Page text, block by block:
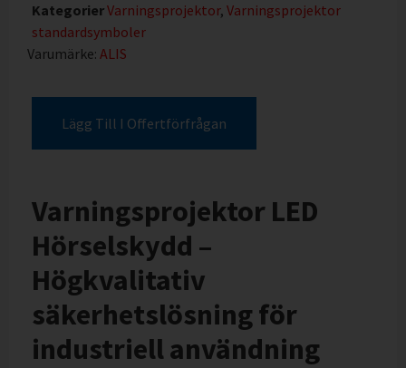
KategorierVarningsprojektor, Varningsprojektor
standardsymboler
Varumärke: ALIS
Lägg Till I Offertförfrågan
Varningsprojektor LED
Hörselskydd –
Högkvalitativ
säkerhetslösning för
industriell användning